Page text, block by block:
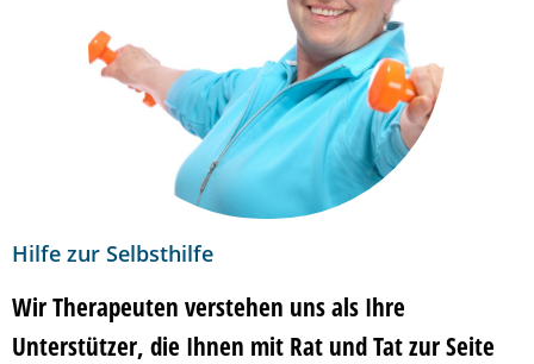
Hilfe zur Selbsthilfe
Wir Therapeuten verstehen uns als Ihre
Unterstützer, die Ihnen mit Rat und Tat zur Seite